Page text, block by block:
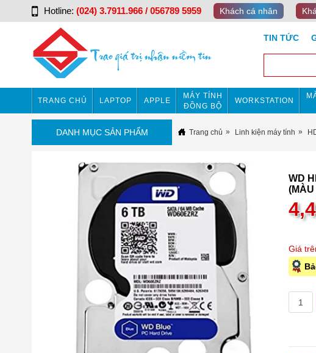
Hotline: (024) 3.7911.966 / 056789 5959 Khách cá nhân
TIN TỨC
TRANG CHỦ LAPTOP APPLE
MÁY TÍNH
ĐỒNG BỘ
WORKSTATION
DANH MỤC SẢN PHẨM Trang chủ Linh kiện máy tính
WD
Giá